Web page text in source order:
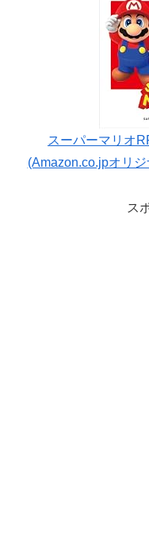
スーパーマリオ
(Amazon.co.jpオリ
ス